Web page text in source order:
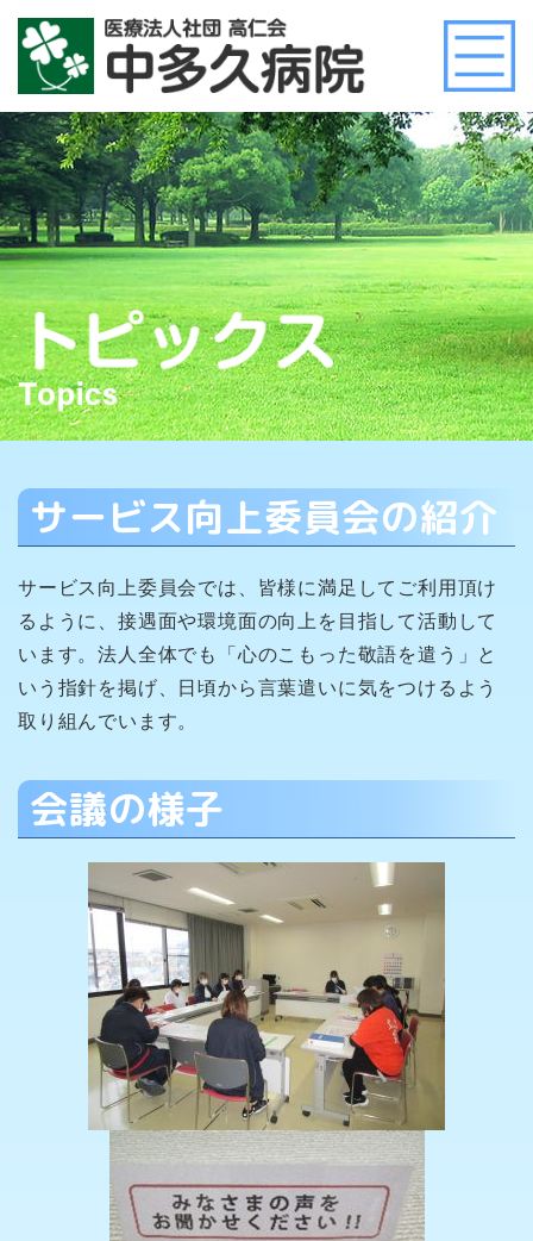
サービス向上委員会の紹介
サービス向上委員会では、皆様に満足してご利用頂け
るように、接遇面や環境面の向上を目指して活動して
います。法人全体でも「心のこもった敬語を遣う」と
いう指針を掲げ、日頃から言葉遣いに気をつけるよう
取り組んでいます。
会議の様子